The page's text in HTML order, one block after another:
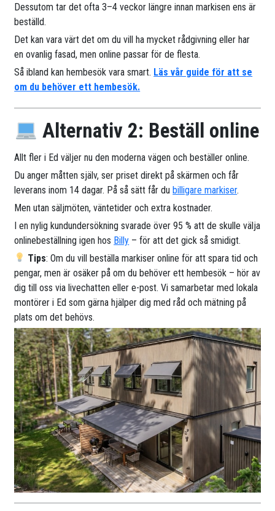
Dessutom tar det ofta 3–4 veckor längre innan markisen ens är
beställd.
Det kan vara värt det om du vill ha mycket rådgivning eller har
en ovanlig fasad, men online passar för de flesta.
Så ibland kan hembesök vara smart. Läs vår guide för att se
om du behöver ett hembesök.
Alternativ 2: Beställ online
Allt fler i Ed väljer nu den moderna vägen och beställer online.
Du anger måtten själv, ser priset direkt på skärmen och får
leverans inom 14 dagar. På så sätt får dubilligare markiser.
Men utan säljmöten, väntetider och extra kostnader.
I en nylig kundundersökning svarade över 95 % att de skulle välja
onlinebeställning igen hos Billy – för att det gick så smidigt.
Tips: Om du vill beställa markiser online för att spara tid och
pengar, men är osäker på om du behöver ett hembesök – hör av
dig till oss via livechatten eller e-post. Vi samarbetar med lokala
montörer i Ed som gärna hjälper dig med råd och mätning på
plats om det behövs.